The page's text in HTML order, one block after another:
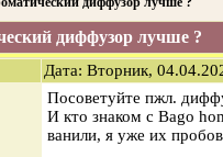
диффузор лучше ?
Дата: Вторник,
Посоветуйте пжл.
И кто знаком с Bago
ванили, я уже их